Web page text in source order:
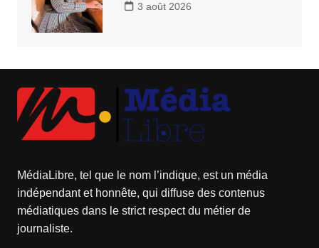
3 août 2026
MédiaLibre, tel que le nom l’indique, est un média
indépendant et honnête, qui diffuse des contenus
médiatiques dans le strict respect du métier de
journaliste.